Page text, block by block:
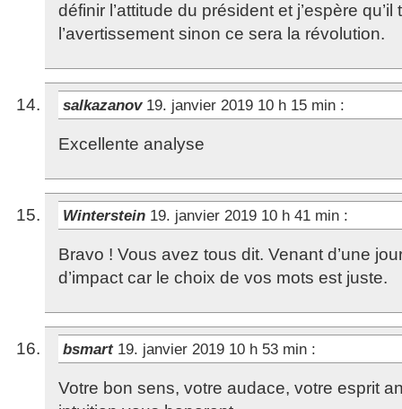
définir l’attitude du président et j’espère
l’avertissement sinon ce sera la révolution.
salkazanov 19. janvier 2019 10 h 15 min :
Excellente analyse
Winterstein 19. janvier 2019 10 h 41 min :
Bravo ! Vous avez tous dit. Venant d’une
d’impact car le choix de vos mots est juste.
bsmart 19. janvier 2019 10 h 53 min :
Votre bon sens, votre audace, votre esprit